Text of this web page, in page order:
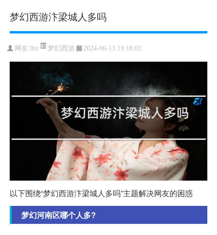
梦幻西游汴梁城人多吗
网友: lhx 梦幻西游 2024-06-13 19:18:02
以下围绕“梦幻西游汴梁城人多吗”主题解决网友的困惑
梦幻河南区哪个人多?